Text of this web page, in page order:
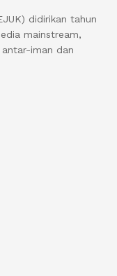
didirikan tahun
mainstream,
iman dan